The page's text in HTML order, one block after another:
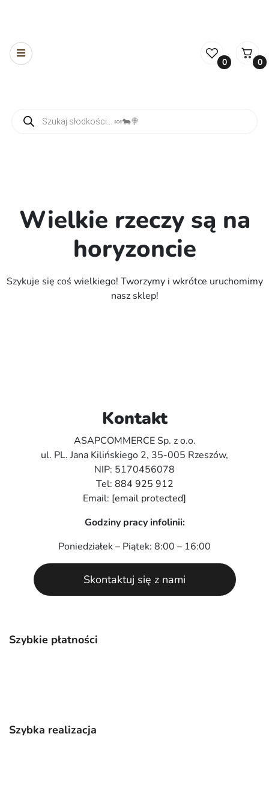
0 0
Wielkie rzeczy są na
horyzoncie
Szykuje się coś wielkiego! Tworzymy i wkrótce uruchomimy
nasz sklep!
Szybkie płatności
Szybka realizacja
Kontakt
ASAPCOMMERCE Sp. z o.o.
ul. PL. Jana Kilińskiego 2, 35-005 Rzeszów,
NIP: 5170456078
Tel: 884 925 912
Email: [email protected]
Godziny pracy infolinii:
Poniedziałek – Piątek: 8:00 – 16:00
Skontaktuj się z nami